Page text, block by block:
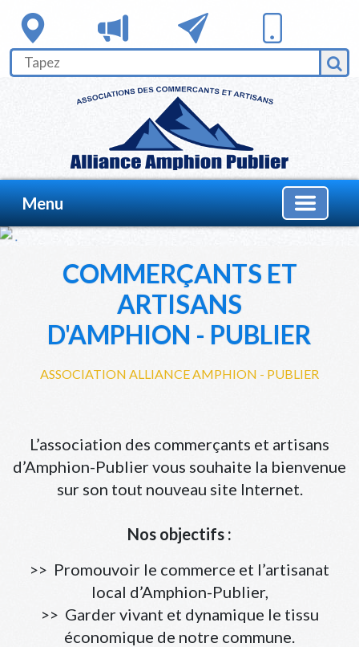
Menu
COMMERÇANTS ET
ARTISANS
D'AMPHION - PUBLIER
ASSOCIATION ALLIANCE AMPHION - PUBLIER
L’association des commerçants et artisans
d’Amphion-Publier vous souhaite la bienvenue
sur son tout nouveau site Internet.
Nos objectifs :
>> Promouvoir le commerce et l’artisanat
local d’Amphion-Publier,
>> Garder vivant et dynamique le tissu
économique de notre commune.